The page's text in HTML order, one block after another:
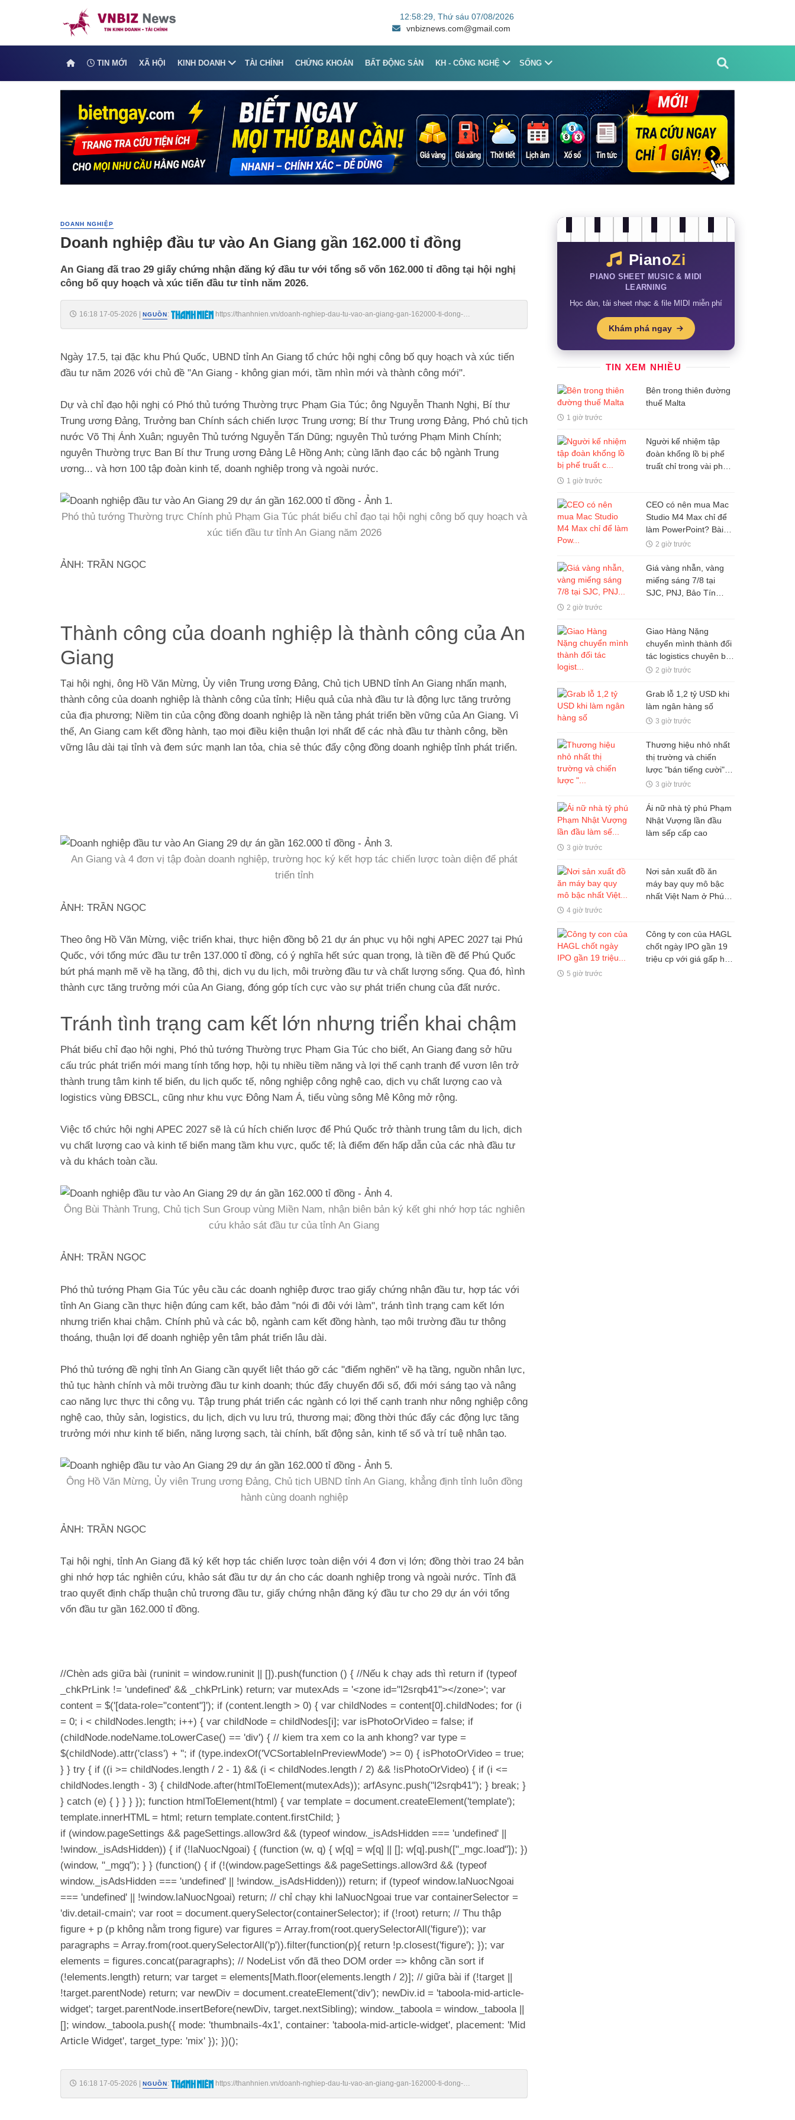
12:58:29 , Thứ sáu 07/08/2026
vnbiznews.com@gmail.com
TIN MỚI XÃ HỘI KINH DOANH TÀI CHÍNH CHỨNG KHOÁN BẤT ĐỘNG SẢN KH - CÔNG NGHỆ SỐNG
DOANH NGHIỆP
Doanh nghiệp đầu tư vào An Giang gần 162.000 tỉ đồng
An Giang đã trao 29 giấy chứng nhận đăng ký đầu tư với tổng số vốn 162.000 tỉ đồng tại hội nghị
công bố quy hoạch và xúc tiến đầu tư tỉnh năm 2026.
16:18 17-05-2026 | NGUỒN:
https://thanhnien.vn/doanh-nghiep-dau-tu-vao-an-giang-gan-162000-ti-dong-
Ngày 17.5, tại đặc khu Phú Quốc, UBND tỉnh An Giang tổ chức hội nghị công bố quy hoạch và xúc tiến
đầu tư năm 2026 với chủ đề "An Giang - không gian mới, tầm nhìn mới và thành công mới".
Dự và chỉ đạo hội nghị có Phó thủ tướng Thường trực Phạm Gia Túc; ông Nguyễn Thanh Nghị, Bí thư
Trung ương Đảng, Trưởng ban Chính sách chiến lược Trung ương; Bí thư Trung ương Đảng, Phó chủ tịch
nước Võ Thị Ánh Xuân; nguyên Thủ tướng Nguyễn Tấn Dũng; nguyên Thủ tướng Phạm Minh Chính;
nguyên Thường trực Ban Bí thư Trung ương Đảng Lê Hồng Anh; cùng lãnh đạo các bộ ngành Trung
ương... và hơn 100 tập đoàn kinh tế, doanh nghiệp trong và ngoài nước.
Phó thủ tướng Thường trực Chính phủ Phạm Gia Túc phát biểu chỉ đạo tại hội nghị công bố quy hoạch và
xúc tiến đầu tư tỉnh An Giang năm 2026
ẢNH: TRẦN NGỌC
Thành công của doanh nghiệp là thành công của An
Giang
Tại hội nghị, ông Hồ Văn Mừng, Ủy viên Trung ương Đảng, Chủ tịch UBND tỉnh An Giang nhấn mạnh,
thành công của doanh nghiệp là thành công của tỉnh; Hiệu quả của nhà đầu tư là động lực tăng trưởng
của địa phương; Niềm tin của cộng đồng doanh nghiệp là nền tảng phát triển bền vững của An Giang. Vì
thế, An Giang cam kết đồng hành, tạo mọi điều kiện thuận lợi nhất để các nhà đầu tư thành công, bền
vững lâu dài tại tỉnh và đem sức mạnh lan tỏa, chia sẻ thúc đẩy cộng đồng doanh nghiệp tỉnh phát triển.
An Giang và 4 đơn vị tập đoàn doanh nghiệp, trường học ký kết hợp tác chiến lược toàn diện để phát
triển tỉnh
ẢNH: TRẦN NGỌC
Theo ông Hồ Văn Mừng, việc triển khai, thực hiện đồng bộ 21 dự án phục vụ hội nghị APEC 2027 tại Phú
Quốc, với tổng mức đầu tư trên 137.000 tỉ đồng, có ý nghĩa hết sức quan trọng, là tiền đề để Phú Quốc
bứt phá mạnh mẽ về hạ tầng, đô thị, dịch vụ du lịch, môi trường đầu tư và chất lượng sống. Qua đó, hình
thành cực tăng trưởng mới của An Giang, đóng góp tích cực vào sự phát triển chung của đất nước.
Tránh tình trạng cam kết lớn nhưng triển khai chậm
Phát biểu chỉ đạo hội nghị, Phó thủ tướng Thường trực Phạm Gia Túc cho biết, An Giang đang sở hữu
cấu trúc phát triển mới mang tính tổng hợp, hội tụ nhiều tiềm năng và lợi thế cạnh tranh để vươn lên trở
thành trung tâm kinh tế biển, du lịch quốc tế, nông nghiệp công nghệ cao, dịch vụ chất lượng cao và
logistics vùng ĐBSCL, cũng như khu vực Đông Nam Á, tiểu vùng sông Mê Kông mở rộng.
Việc tổ chức hội nghị APEC 2027 sẽ là cú hích chiến lược để Phú Quốc trở thành trung tâm du lịch, dịch
vụ chất lượng cao và kinh tế biển mang tầm khu vực, quốc tế; là điểm đến hấp dẫn của các nhà đầu tư
và du khách toàn cầu.
Ông Bùi Thành Trung, Chủ tịch Sun Group vùng Miền Nam, nhận biên bản ký kết ghi nhớ hợp tác nghiên
cứu khảo sát đầu tư của tỉnh An Giang
ẢNH: TRẦN NGỌC
Phó thủ tướng Phạm Gia Túc yêu cầu các doanh nghiệp được trao giấy chứng nhận đầu tư, hợp tác với
tỉnh An Giang cần thực hiện đúng cam kết, bảo đảm "nói đi đôi với làm", tránh tình trạng cam kết lớn
nhưng triển khai chậm. Chính phủ và các bộ, ngành cam kết đồng hành, tạo môi trường đầu tư thông
thoáng, thuận lợi để doanh nghiệp yên tâm phát triển lâu dài.
Phó thủ tướng đề nghị tỉnh An Giang cần quyết liệt tháo gỡ các "điểm nghẽn" về hạ tầng, nguồn nhân lực,
thủ tục hành chính và môi trường đầu tư kinh doanh; thúc đẩy chuyển đổi số, đổi mới sáng tạo và nâng
cao năng lực thực thi công vụ. Tập trung phát triển các ngành có lợi thế cạnh tranh như nông nghiệp công
nghệ cao, thủy sản, logistics, du lịch, dịch vụ lưu trú, thương mại; đồng thời thúc đẩy các động lực tăng
trưởng mới như kinh tế biển, năng lượng sạch, tài chính, bất động sản, kinh tế số và trí tuệ nhân tạo.
Ông Hồ Văn Mừng, Ủy viên Trung ương Đảng, Chủ tịch UBND tỉnh An Giang, khẳng định tỉnh luôn đồng
hành cùng doanh nghiệp
ẢNH: TRẦN NGỌC
Tại hội nghị, tỉnh An Giang đã ký kết hợp tác chiến lược toàn diện với 4 đơn vị lớn; đồng thời trao 24 bản
ghi nhớ hợp tác nghiên cứu, khảo sát đầu tư dự án cho các doanh nghiệp trong và ngoài nước. Tỉnh đã
trao quyết định chấp thuận chủ trương đầu tư, giấy chứng nhận đăng ký đầu tư cho 29 dự án với tổng
vốn đầu tư gần 162.000 tỉ đồng.
//Chèn ads giữa bài (runinit = window.runinit || []).push(function () { //Nếu k chạy ads thì return if (typeof
_chkPrLink != 'undefined' && _chkPrLink) return; var mutexAds = '<zone id="l2srqb41"></zone>'; var
content = $('[data-role="content"]'); if (content.length > 0) { var childNodes = content[0].childNodes; for (i
= 0; i < childNodes.length; i++) { var childNode = childNodes[i]; var isPhotoOrVideo = false; if
(childNode.nodeName.toLowerCase() == 'div') { // kiem tra xem co la anh khong? var type =
$(childNode).attr('class') + ''; if (type.indexOf('VCSortableInPreviewMode') >= 0) { isPhotoOrVideo = true;
} } try { if ((i >= childNodes.length / 2 - 1) && (i < childNodes.length / 2) && !isPhotoOrVideo) { if (i <=
childNodes.length - 3) { childNode.after(htmlToElement(mutexAds)); arfAsync.push("l2srqb41"); } break; }
} catch (e) { } } } }); function htmlToElement(html) { var template = document.createElement('template');
template.innerHTML = html; return template.content.firstChild; }
if (window.pageSettings && pageSettings.allow3rd && (typeof window._isAdsHidden === 'undefined' ||
!window._isAdsHidden)) { if (!laNuocNgoai) { (function (w, q) { w[q] = w[q] || []; w[q].push(["_mgc.load"]); })
(window, "_mgq"); } } (function() { if (!(window.pageSettings && pageSettings.allow3rd && (typeof
window._isAdsHidden === 'undefined' || !window._isAdsHidden))) return; if (typeof window.laNuocNgoai
=== 'undefined' || !window.laNuocNgoai) return; // chỉ chạy khi laNuocNgoai true var containerSelector =
'div.detail-cmain'; var root = document.querySelector(containerSelector); if (!root) return; // Thu thập
figure + p (p không nằm trong figure) var figures = Array.from(root.querySelectorAll('figure')); var
paragraphs = Array.from(root.querySelectorAll('p')).filter(function(p){ return !p.closest('figure'); }); var
elements = figures.concat(paragraphs); // NodeList vốn đã theo DOM order => không cần sort if
(!elements.length) return; var target = elements[Math.floor(elements.length / 2)]; // giữa bài if (!target ||
!target.parentNode) return; var newDiv = document.createElement('div'); newDiv.id = 'taboola-mid-article-
widget'; target.parentNode.insertBefore(newDiv, target.nextSibling); window._taboola = window._taboola ||
[]; window._taboola.push({ mode: 'thumbnails-4x1', container: 'taboola-mid-article-widget', placement: 'Mid
Article Widget', target_type: 'mix' }); })();
16:18 17-05-2026 | NGUỒN:
https://thanhnien.vn/doanh-nghiep-dau-tu-vao-an-giang-gan-162000-ti-dong-
PianoZi
PIANO SHEET MUSIC & MIDI
LEARNING
Học đàn, tải sheet nhạc & file MIDI miễn phí
Khám phá ngay
TIN XEM NHIỀU
Bên trong thiên đường
thuế Malta
1 giờ trước
Người kế nhiệm tập
đoàn khổng lồ bị phế
truất chỉ trong vài phút,
đã chọn mình
1 giờ trước
CEO có nên mua Mac
Studio M4 Max chỉ để
làm PowerPoint? Bài
toán không nằm ở cấu
từng phút làm việc
2 giờ trước
Giá vàng nhẫn, vàng
miếng sáng 7/8 tại
SJC, PNJ, Bảo Tín
2 giờ trước
Giao Hàng Nặng
chuyển mình thành đối
tác logistics chuyên biệt
cho kênh bán lẻ
2 giờ trước
Grab lỗ 1,2 tỷ USD khi
làm ngân hàng số
3 giờ trước
Thương hiệu nhỏ nhất
thị trường và chiến
lược "bán tiếng cười"
tạo nên kỳ tích 373,5
3 giờ trước
Ái nữ nhà tỷ phú Phạm
Nhật Vượng lần đầu
làm sếp cấp cao
3 giờ trước
Nơi sản xuất đồ ăn
máy bay quy mô bậc
nhất Việt Nam ở Phú
khách
4 giờ trước
Công ty con của HAGL
chốt ngày IPO gần 19
triệu cp với giá gấp hơn
5 giờ trước